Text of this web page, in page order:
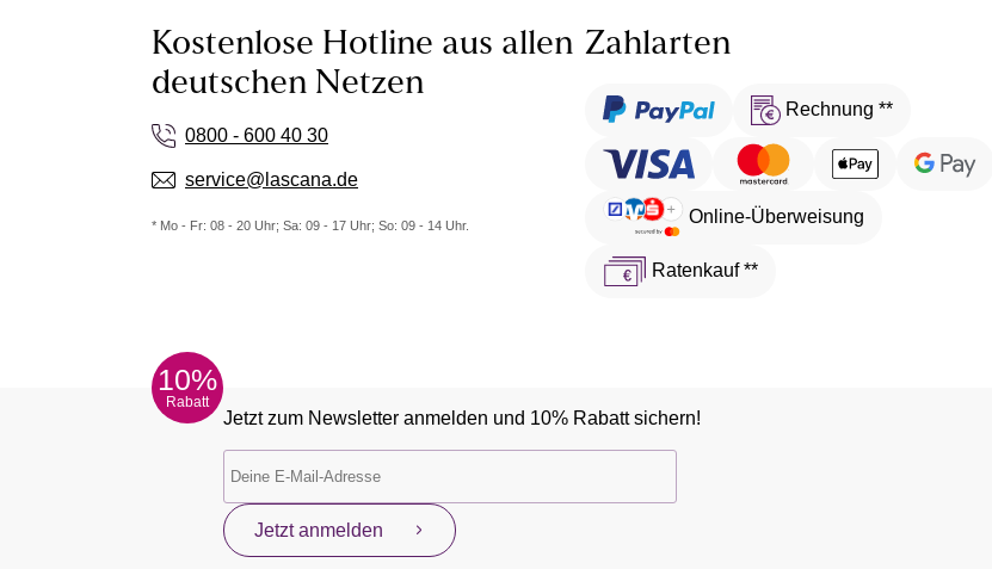
Kostenlose Hotline aus allen
deutschen Netzen
0800 - 600 40 30
service@lascana.de
* Mo - Fr: 08 - 20 Uhr; Sa: 09 - 17 Uhr; So: 09 - 14 Uhr.
Zahlarten
Rechnung **
Online-Überweisung
Ratenkauf **
10%
Rabatt
Jetzt zum Newsletter anmelden und 10% Rabatt sichern!
Jetzt anmelden